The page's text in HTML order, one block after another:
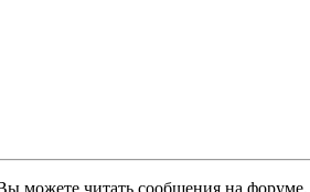
читать сообщения на форуме,